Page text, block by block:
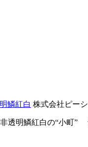
鱗紅白 株式会社ピー
透明鱗紅白の“小町”